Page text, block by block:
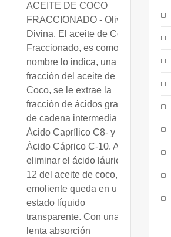
ACEITE DE COCO
FRACCIONADO - Oliva
Divina. El aceite de Coco
Fraccionado, es como su
nombre lo indica, una
fracción del aceite de
Coco, se le extrae la
fracción de ácidos grasos
de cadena intermedia;
Ácido Caprílico C8- y
Ácido Cáprico C-10. Al
eliminar el ácido láurico C-
12 del aceite de coco, este
emoliente queda en un
estado líquido
transparente. Con una
lenta absorción